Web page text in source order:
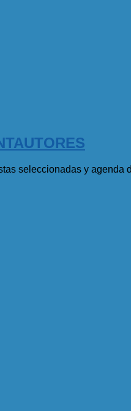
seleccionadas y agenda